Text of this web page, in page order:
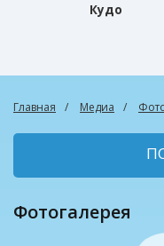
Кудо
Главная Медиа
Фотогалерея